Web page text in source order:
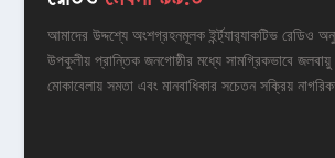
আমাদের উদ্দশ্যে অংশগ্রহনমূলক ইর্ন্ট্যার‌্যাকটিভ রেডিও
উপকুলীয় প্রান্তিক জনগোষ্ঠীর মধ্যে সামগ্রিকভাবে জলবায়ু
মোকাবেলায় সমতা এবং মানবাধিকার সচেতন সক্রিয়